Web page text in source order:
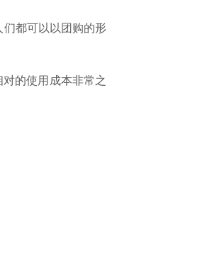
都可以以团购的形
的使用成本非常之